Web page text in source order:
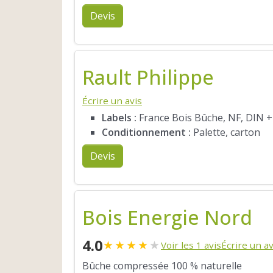
Devis
Rault Philippe
Écrire un avis
Labels : France Bois Bûche, NF, DIN +
Conditionnement : Palette, carton
Devis
Bois Energie Nord
4.0★★★★★ Voir les 1 avisÉcrire un
Bûche compressée 100 % naturelle